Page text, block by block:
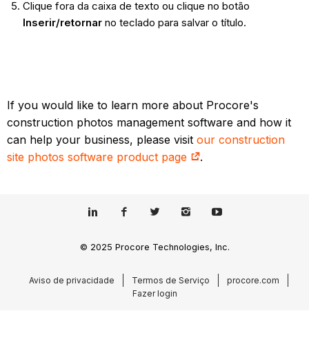
Clique fora da caixa de texto ou clique no botão
Inserir/retornarno teclado para salvar o título.
If you would like to learn more about Procore's
construction photos management software and how it
can help your business, please visitour construction
site photos software product page
.
© 2025 Procore Technologies, Inc.
Aviso de privacidade Termos de Serviço
procore.com
Fazer login